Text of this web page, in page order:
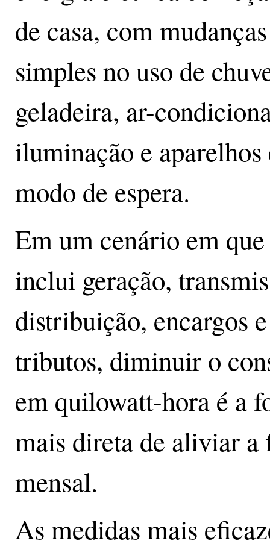
de casa, com mudanças
simples no uso de
geladeira, ar-
iluminação e aparelhos
modo de espera.
Em um cenário em
inclui geração,
distribuição, encargos e
tributos, diminuir o
em quilowatt-hora é a
mais direta de aliviar a
mensal.
As medidas mais